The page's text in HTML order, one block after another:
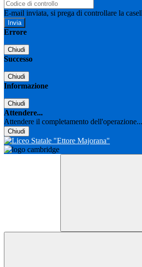
E-mail inviata, si prega di controllare la
Errore
Chiudi
Successo
Chiudi
Informazione
Chiudi
Attendere...
Attendere il completamento dell'operazione...
Chiudi